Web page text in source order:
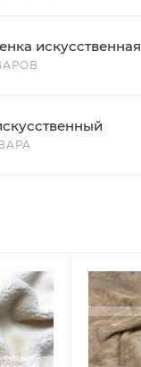
искусственная